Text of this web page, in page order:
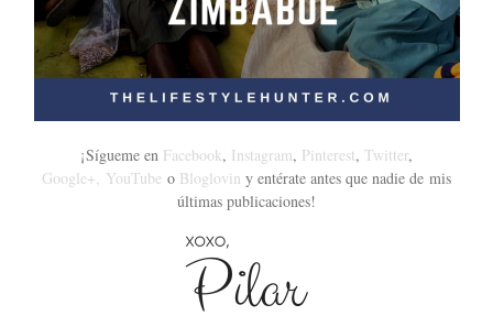
¡Sígueme en Facebook, Instagram, Pinterest, Twitter,
Google+, YouTube o Bloglovin y entérate antes que nadie de mis
últimas publicaciones!